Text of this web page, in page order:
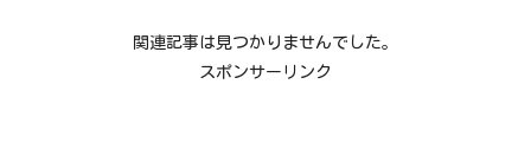
関連記事は見つかりませんでした。
スポンサーリンク